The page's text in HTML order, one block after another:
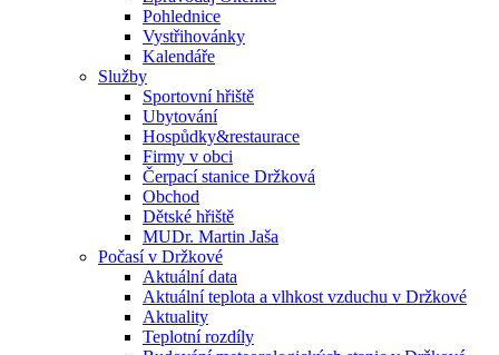
Pohlednice
Vystřihovánky
Kalendáře
Služby
Sportovní hřiště
Ubytování
Hospůdky&restaurace
Firmy v obci
Čerpací stanice Držková
Obchod
Dětské hřiště
MUDr. Martin Jaša
Počasí v Držkové
Aktuální data
Aktuální teplota a vlhkost vzduchu v Držkové
Aktuality
Teplotní rozdíly